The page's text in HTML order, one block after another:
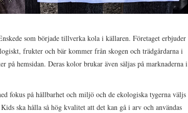
som började tillverka kola i källaren. Företaget erbjuder
frukter och bär kommer från skogen och trädgårdarna i
på hemsidan. Deras kolor brukar även säljas på marknaderna i
fokus på hållbarhet och miljö och de ekologiska tygerna väljs
ska hålla så hög kvalitet att det kan gå i arv och användas